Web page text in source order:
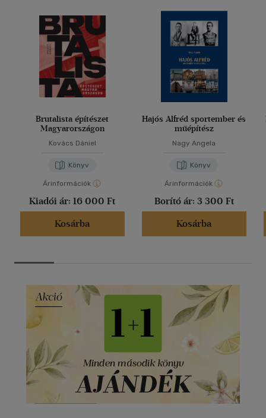
Brutalista építészet
Magyarországon
Kovács Dániel
Könyv
Árinformációk
Kiadói ár: 16 000 Ft
Kosárba
Hajós Alfréd sportember és
műépítész
Nagy Angela
Könyv
Árinformációk
Borító ár: 3 300 Ft
Kosárba